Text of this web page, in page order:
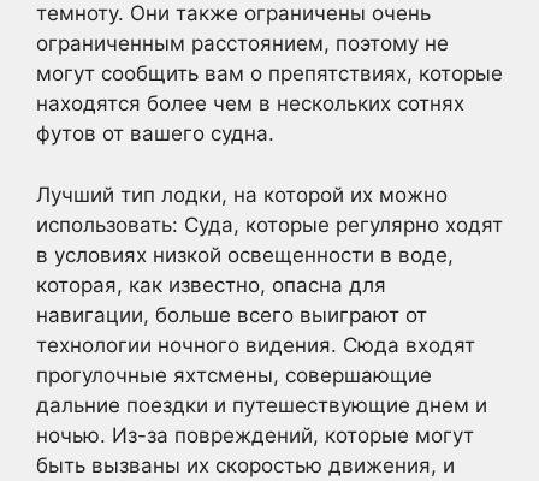
темноту. Они также ограничены очень
ограниченным расстоянием, поэтому не
могут сообщить вам о препятствиях, которые
находятся более чем в нескольких сотнях
футов от вашего судна.
Лучший тип лодки, на которой их можно
использовать: Суда, которые регулярно ходят
в условиях низкой освещенности в воде,
которая, как известно, опасна для
навигации, больше всего выиграют от
технологии ночного видения. Сюда входят
прогулочные яхтсмены, совершающие
дальние поездки и путешествующие днем и
ночью. Из-за повреждений, которые могут
быть вызваны их скоростью движения, и